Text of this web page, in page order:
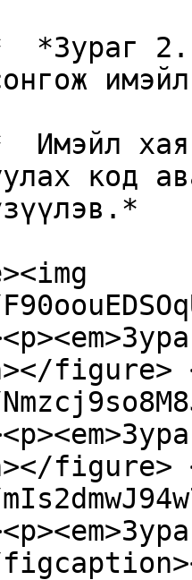
*Зураг 2.
код
figure>
figure>